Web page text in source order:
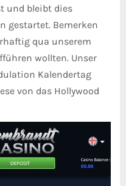
und bleibt dies
gestartet. Bemerken
qua unserem
wollten. Unser
Kalendertag
von das Hollywood